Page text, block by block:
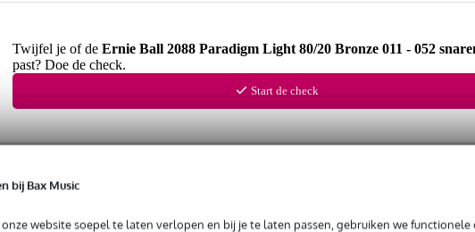
bij Bax Music
onze website soepel te laten verlopen en bij je te laten passen, gebruiken we functionele
Twijfel je of de Ernie Ball 2088 Paradigm Light 80/20 Bronze 011 - 052
past? Doe de check.
Start de check